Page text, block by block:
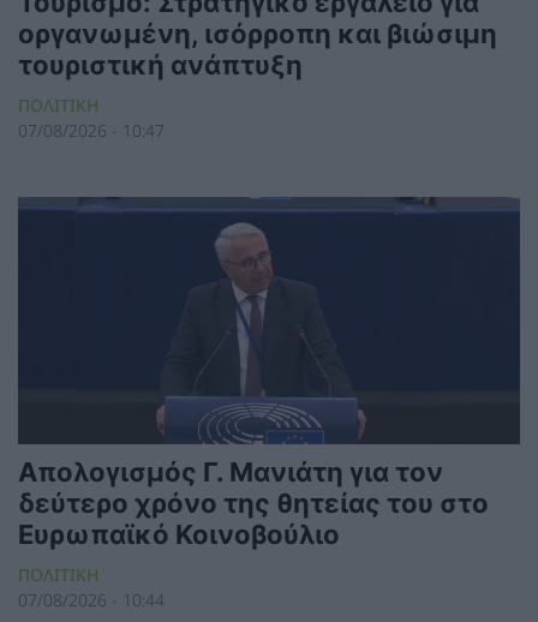
οργανωμένη, ισόρροπη και βιώσιμη
τουριστική ανάπτυξη
ΠΟΛΙΤΙΚΗ
07/08/2026 - 10:47
Απολογισμός Γ. Μανιάτη για τον
δεύτερο χρόνο της θητείας του στο
Ευρωπαϊκό Κοινοβούλιο
ΠΟΛΙΤΙΚΗ
07/08/2026 - 10:44